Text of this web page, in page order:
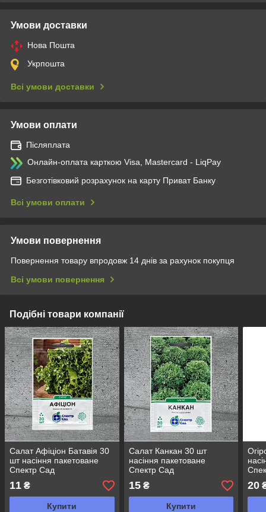
Умови доставки
Нова Пошта
Укрпошта
Всі умови доставки
Умови оплати
Післяплата
Онлайн-оплата карткою Visa, Mastercard - LiqPay
Безготівковий розрахунок на карту Приват Банку
Всі умови оплати
Умови повернення
Повернення товару впродовж 14 днів за рахунок покупця
Всі умови повернення
Подібні товари компанії
Салат Афіціон Батавія 30
шт насіння пакетоване
Спектр Сад
11 ₴
Купити
Салат Канкан 30 шт
насіння пакетоване
Спектр Сад
15₴
Купити
20